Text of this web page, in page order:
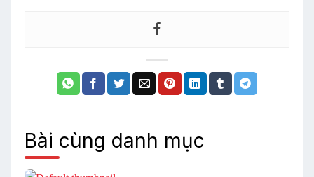
Bài cùng danh mục